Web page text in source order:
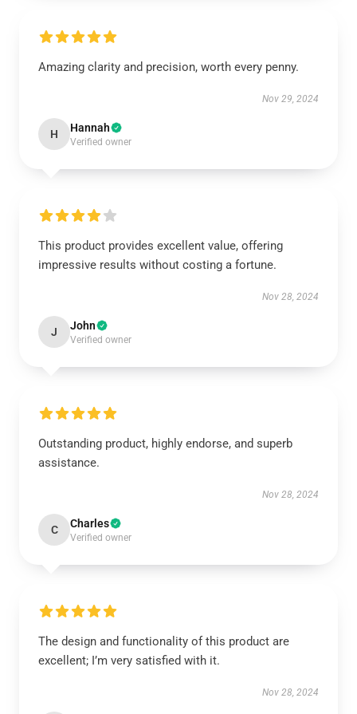
Amazing clarity and precision, worth every penny.
Nov 29, 2024
H Hannah
Verified owner
This product provides excellent value, offering
impressive results without costing a fortune.
Nov 28, 2024
J John
Verified owner
Outstanding product, highly endorse, and superb
assistance.
Nov 28, 2024
C Charles
Verified owner
The design and functionality of this product are
excellent; I’m very satisfied with it.
Nov 28, 2024